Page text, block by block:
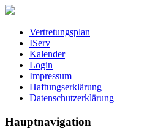
Vertretungsplan
IServ
Kalender
Login
Impressum
Haftungserklärung
Datenschutzerklärung
Hauptnavigation